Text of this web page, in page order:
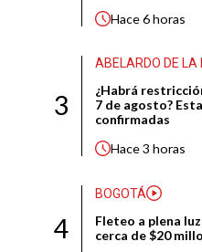
Hace6 horas
3
ABELARDO DE LA
¿Habrá
7 de agosto?
confirmadas
Hace3 horas
4
BOGOTÁ
Fleteo a plena
cerca de $20